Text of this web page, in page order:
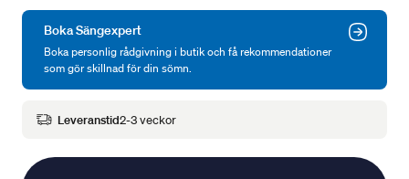
Boka Sängexpert
Boka personlig rådgivning i butik och få rekommendationer
som gör skillnad för din sömn.
Leveranstid2-3 veckor